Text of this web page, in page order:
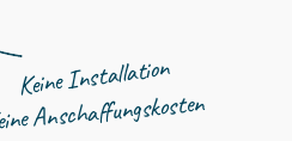
Keine Installation
Anschaffungskosten